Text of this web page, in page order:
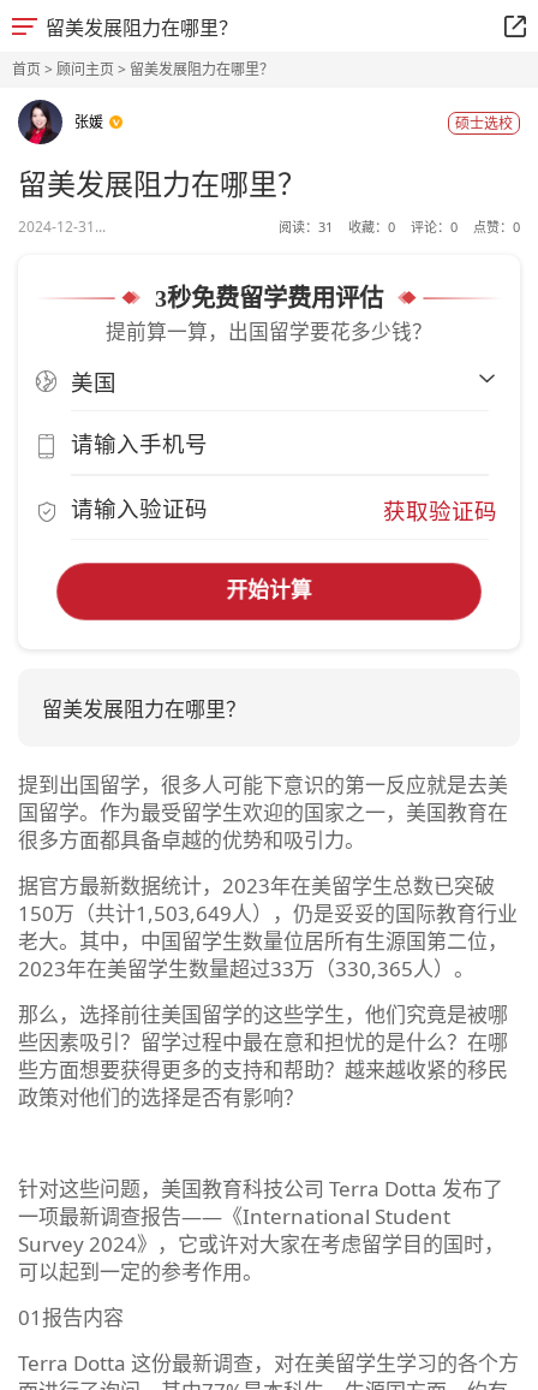
留美发展阻力在哪里？
首页> 顾问主页> 留美发展阻力在哪里？
张媛 硕士选校
留美发展阻力在哪里？
2024-12-31... 阅读： 31 收藏： 0 评论： 0 点赞： 0
3秒免费留学费用评估
提前算一算，出国留学要花多少钱？
获取验证码
开始计算
留美发展阻力在哪里？
提到出国留学，很多人可能下意识的第一反应就是去美
国留学。作为最受留学生欢迎的国家之一，美国教育在
很多方面都具备卓越的优势和吸引力。
据官方最新数据统计，2023年在美留学生总数已突破
150万（共计1,503,649人），仍是妥妥的国际教育行业
老大。其中，中国留学生数量位居所有生源国第二位，
2023年在美留学生数量超过33万（330,365人）。
那么，选择前往美国留学的这些学生，他们究竟是被哪
些因素吸引？留学过程中最在意和担忧的是什么？在哪
些方面想要获得更多的支持和帮助？越来越收紧的移民
政策对他们的选择是否有影响？
针对这些问题，美国教育科技公司 Terra Dotta 发布了
一项最新调查报告——《International Student
Survey 2024》，它或许对大家在考虑留学目的国时，
可以起到一定的参考作用。
01报告内容
Terra Dotta 这份最新调查，对在美留学生学习的各个方